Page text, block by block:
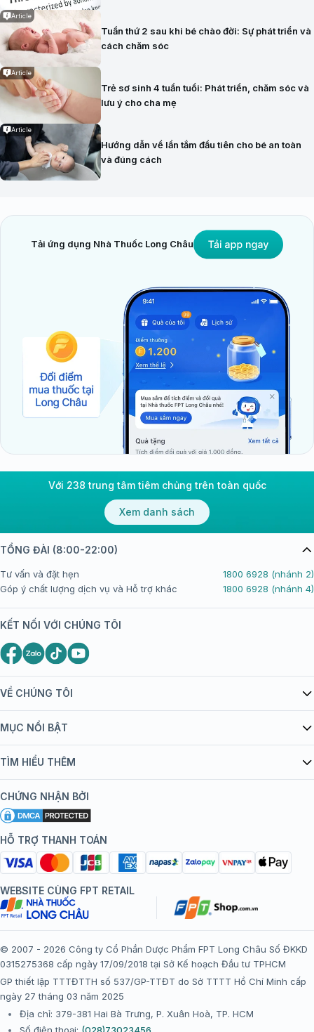
Article
Tuần thứ 2 sau khi bé chào đời: Sự phát triển và
cách chăm sóc
Article
Trẻ sơ sinh 4 tuần tuổi: Phát triển, chăm sóc và
lưu ý cho cha mẹ
Article
Hướng dẫn về lần tắm đầu tiên cho bé an toàn
và đúng cách
Tải ứng dụng Nhà Thuốc Long Châu
Với 238 trung tâm tiêm chủng trên toàn quốc
Xem danh sách
VỀ CHÚNG TÔI
Giới thiệu Tiêm Chủng FPT Long Châu
bán hàng
Chính sách nội dung
Chính sách bảo mật
Chính sách bảo mật dữ liệu cá nhân
Chính sách thanh toán
Chính sách đổi trả gói, mũi tiêm tại trung tâm tiêm chủng
FPT Long Châu
Thể lệ chương trình “Tích điểm nhận đặc quyền”
MỤC NỔI BẬT
Danh mục vắc xin
Đội ngũ bác sĩ, chuyên gia
Hệ thống trung tâm tiêm chủng
TÌM HIỂU THÊM
Khuyến mãi
Tôi nên tiêm gì?
Tiêm chủng đi nước ngoài
CHỨNG NHẬN BỞI
HỖ TRỢ THANH TOÁN
TỔNG ĐÀI (8:00-22:00)
Tư vấn và đặt hẹn
1800 6928 (nhánh 2)
Góp ý chất lượng dịch vụ và Hỗ trợ khác
1800 6928 (nhánh 4)
KẾT NỐI VỚI CHÚNG TÔI
WEBSITE CÙNG FPT RETAIL
© 2007 - 2026 Công ty Cổ Phần Dược Phẩm FPT Long Châu Số ĐKKD
0315275368 cấp ngày 17/09/2018 tại Sở Kế hoạch Đầu tư TPHCM
GP thiết lập TTTĐTTH số 537/GP-TTĐT do Sở TTTT Hồ Chí Minh cấp
ngày 27 tháng 03 năm 2025
Địa chỉ: 379-381 Hai Bà Trưng, P. Xuân Hoà, TP. HCM